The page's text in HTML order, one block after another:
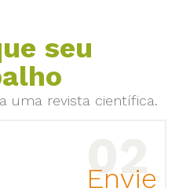
seu
uma revista científica.
Envie